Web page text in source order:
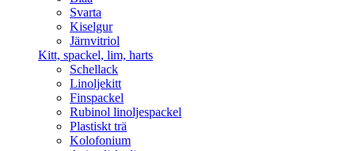
Svarta
Kiselgur
Järnvitriol
Kitt, spackel, lim, harts
Schellack
Linoljekitt
Finspackel
Rubinol linoljespackel
Plastiskt trä
Kolofonium